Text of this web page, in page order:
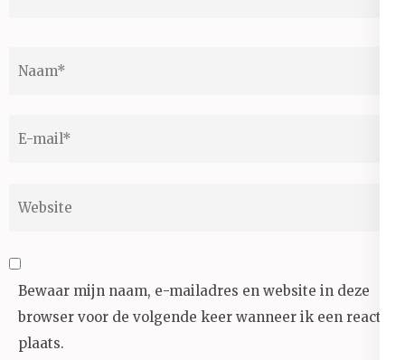
Bewaar mijn naam, e-mailadres en website in deze
browser voor de volgende keer wanneer ik een reactie
plaats.